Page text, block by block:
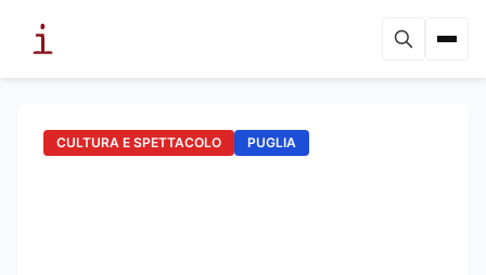
CULTURA E SPETTACOLO PUGLIA